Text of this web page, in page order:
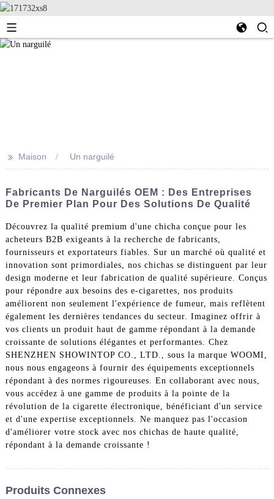
>> Maison Un narguilé
Fabricants De Narguilés OEM : Des Entreprises
De Premier Plan Pour Des Solutions De Qualité
Découvrez la qualité premium d'une chicha conçue pour les
acheteurs B2B exigeants à la recherche de fabricants,
fournisseurs et exportateurs fiables. Sur un marché où qualité et
innovation sont primordiales, nos chichas se distinguent par leur
design moderne et leur fabrication de qualité supérieure. Conçus
pour répondre aux besoins des e-cigarettes, nos produits
améliorent non seulement l'expérience de fumeur, mais reflètent
également les dernières tendances du secteur. Imaginez offrir à
vos clients un produit haut de gamme répondant à la demande
croissante de solutions élégantes et performantes. Chez
SHENZHEN SHOWINTOP CO., LTD., sous la marque WOOMI,
nous nous engageons à fournir des équipements exceptionnels
répondant à des normes rigoureuses. En collaborant avec nous,
vous accédez à une gamme de produits à la pointe de la
révolution de la cigarette électronique, bénéficiant d'un service
et d'une expertise exceptionnels. Ne manquez pas l'occasion
d'améliorer votre stock avec nos chichas de haute qualité,
répondant à la demande croissante !
Produits Connexes